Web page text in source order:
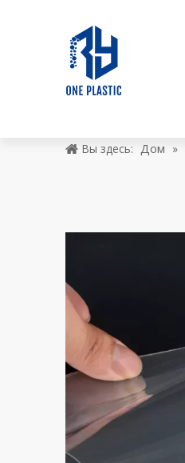
Вы здесь: Дом »